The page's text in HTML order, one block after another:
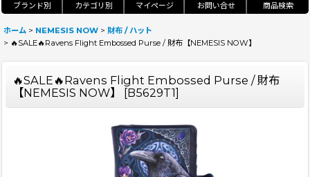
ブランド別 カテゴリ別 マイページ お問い合せ 商品検索
ホーム > NEMESIS NOW > 財布 / ハット
> 🔥SALE🔥Ravens Flight Embossed Purse / 財布【NEMESIS NOW】
🔥SALE🔥Ravens Flight Embossed Purse / 財布
【NEMESIS NOW】
[B5629T1]